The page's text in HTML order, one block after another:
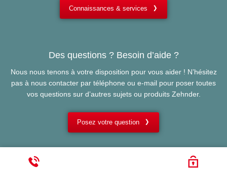
Connaissances & services
Des questions ? Besoin d’aide ?
Nous nous tenons à votre disposition pour vous aider ! N’hésitez
pas à nous contacter par téléphone ou e-mail pour poser toutes
vos questions sur d’autres sujets ou produits Zehnder.
Posez votre question